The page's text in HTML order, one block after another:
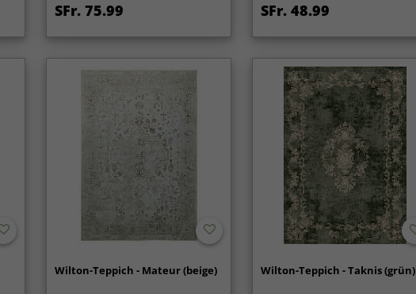
SFr. 75.99 SFr. 48.99
Wilton-Teppich - Mateur (beige) Wilton-Teppich - Taknis (grün)